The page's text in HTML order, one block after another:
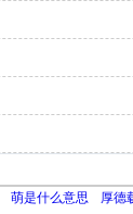
萌是什么意思 厚德